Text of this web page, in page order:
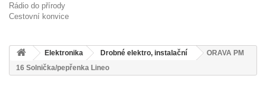
Rádio do přírody
Cestovní konvice
Elektronika Drobné elektro, instalační
ORAVA PM
16 Solnička/pepřenka Lineo